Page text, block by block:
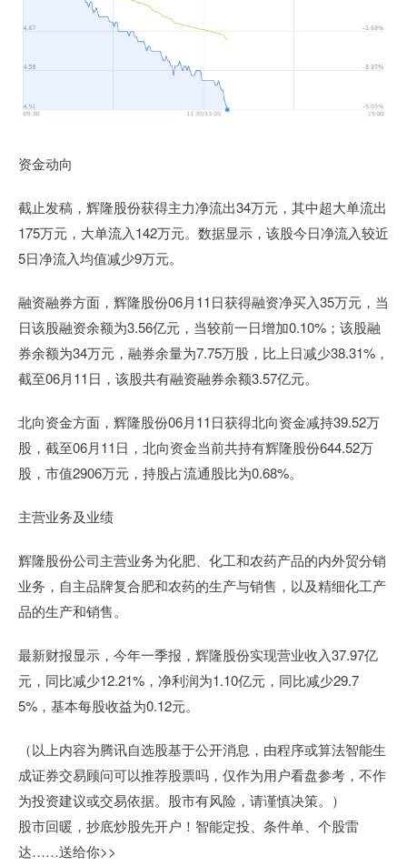
资金动向
截止发稿，辉隆股份获得主力净流出34万元，其中超大单流出
175万元，大单流入142万元。数据显示，该股今日净流入较近
5日净流入均值减少9万元。
融资融券方面，辉隆股份06月11日获得融资净买入35万元，当
日该股融资余额为3.56亿元，当较前一日增加0.10%；该股融
券余额为34万元，融券余量为7.75万股，比上日减少38.31%，
截至06月11日，该股共有融资融券余额3.57亿元。
北向资金方面，辉隆股份06月11日获得北向资金减持39.52万
股，截至06月11日，北向资金当前共持有辉隆股份644.52万
股，市值2906万元，持股占流通股比为0.68%。
主营业务及业绩
辉隆股份公司主营业务为化肥、化工和农药产品的内外贸分销
业务，自主品牌复合肥和农药的生产与销售，以及精细化工产
品的生产和销售。
最新财报显示，今年一季报，辉隆股份实现营业收入37.97亿
元，同比减少12.21%，净利润为1.10亿元，同比减少29.7
5%，基本每股收益为0.12元。
（以上内容为腾讯自选股基于公开消息，由程序或算法智能生
成证券交易顾问可以推荐股票吗，仅作为用户看盘参考，不作
为投资建议或交易依据。股市有风险，请谨慎决策。）
股市回暖，抄底炒股先开户！智能定投、条件单、个股雷
达……送给你>>